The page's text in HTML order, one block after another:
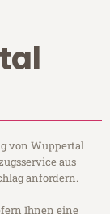
von Wuppertal
aus
anfordern.
Ihnen eine